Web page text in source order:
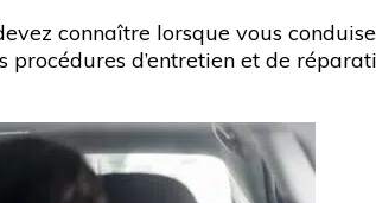
connaître lorsque vous
procédures d’entretien et de